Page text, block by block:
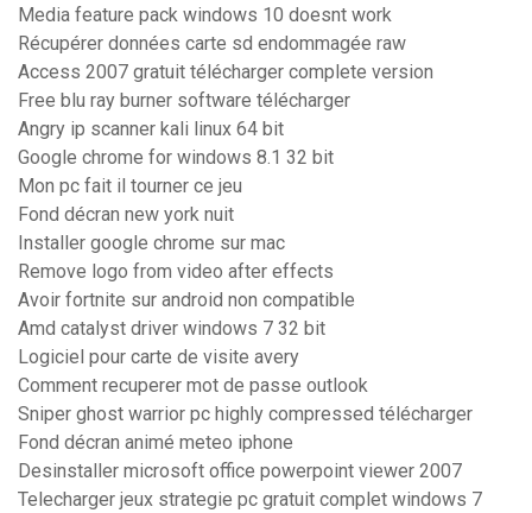
Media feature pack windows 10 doesnt work
Récupérer données carte sd endommagée raw
Access 2007 gratuit télécharger complete version
Free blu ray burner software télécharger
Angry ip scanner kali linux 64 bit
Google chrome for windows 8.1 32 bit
Mon pc fait il tourner ce jeu
Fond décran new york nuit
Installer google chrome sur mac
Remove logo from video after effects
Avoir fortnite sur android non compatible
Amd catalyst driver windows 7 32 bit
Logiciel pour carte de visite avery
Comment recuperer mot de passe outlook
Sniper ghost warrior pc highly compressed télécharger
Fond décran animé meteo iphone
Desinstaller microsoft office powerpoint viewer 2007
Telecharger jeux strategie pc gratuit complet windows 7